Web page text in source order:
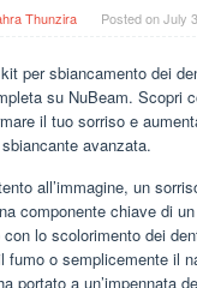
Thunzira Posted onJuly
per sbiancamento dei
su NuBeam. Scopri
il tuo sorriso e
avanzata.
all’immagine, un
componente chiave di
lo scolorimento dei
fumo o semplicemente il
portato a un’impennata